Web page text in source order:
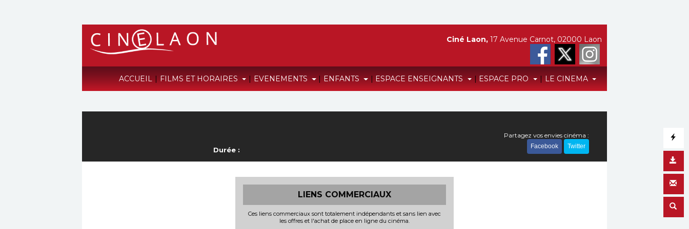
ACCUEIL | FILMS ET HORAIRES | EVENEMENTS | ENFANTS | ESPACE ENSEIGNANTS | ESPACE PRO | LE CINEMA
Ciné Laon, 17 Avenue Carnot, 02000 Laon
Durée :
Partagez vos envies cinéma :
Facebook Twitter
LIENS COMMERCIAUX
Ces liens commerciaux sont totalement indépendants et sans lien avec
les offres et l'achat de place en ligne du cinéma.